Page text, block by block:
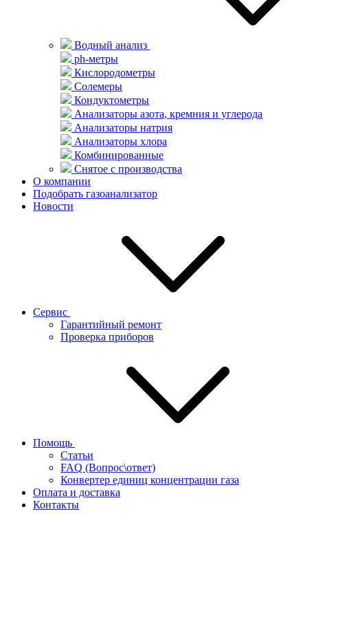
Водный анализ
ph-метры
Кислородометры
Солемеры
Кондуктометры
Анализаторы азота, кремния и углерода
Анализаторы натрия
Анализаторы хлора
Комбинированные
Снятое с производства
О компании
Подобрать газоанализатор
Новости
Сервис
Гарантийный ремонт
Проверка приборов
Помощь
Статьи
FAQ (Вопрос\ответ)
Конвертер единиц концентрации газа
Оплата и доставка
Контакты